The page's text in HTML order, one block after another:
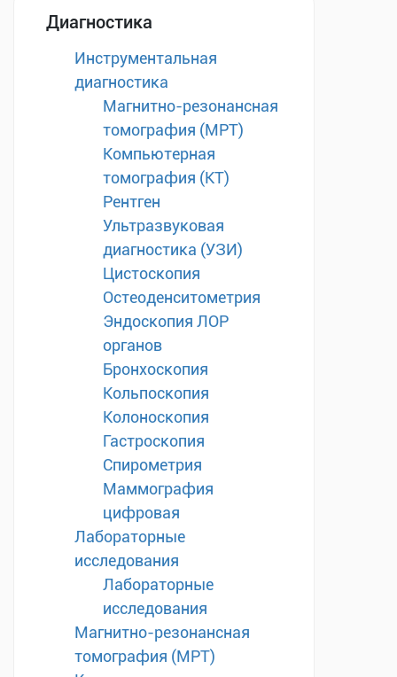
Диагностика
Инструментальная
диагностика
Магнитно-резонансная
томография (МРТ)
Компьютерная
томография (КТ)
Рентген
Ультразвуковая
диагностика (УЗИ)
Цистоскопия
Остеоденситометрия
Эндоскопия ЛОР
органов
Бронхоскопия
Кольпоскопия
Колоноскопия
Гастроскопия
Спирометрия
Маммография
цифровая
Лабораторные
исследования
Лабораторные
исследования
Магнитно-резонансная
томография (МРТ)